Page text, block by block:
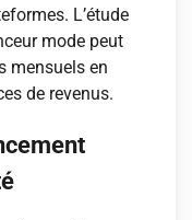
L’étude
mode peut
mensuels en
de revenus.